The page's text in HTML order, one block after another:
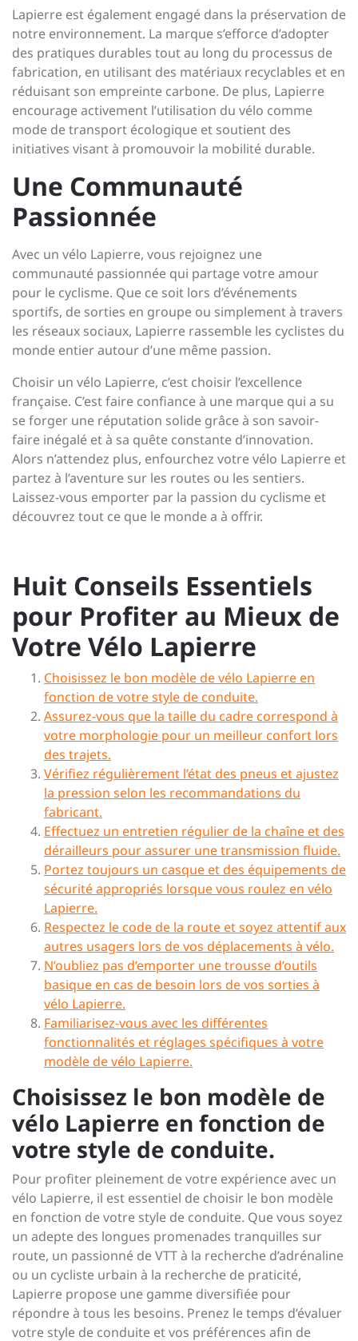
Lapierre est également engagé dans la préservation de
notre environnement. La marque s’efforce d’adopter
des pratiques durables tout au long du processus de
fabrication, en utilisant des matériaux recyclables et en
réduisant son empreinte carbone. De plus, Lapierre
encourage activement l’utilisation du vélo comme
mode de transport écologique et soutient des
initiatives visant à promouvoir la mobilité durable.
Une Communauté
Passionnée
Avec un vélo Lapierre, vous rejoignez une
communauté passionnée qui partage votre amour
pour le cyclisme. Que ce soit lors d’événements
sportifs, de sorties en groupe ou simplement à travers
les réseaux sociaux, Lapierre rassemble les cyclistes du
monde entier autour d’une même passion.
Choisir un vélo Lapierre, c’est choisir l’excellence
française. C’est faire confiance à une marque qui a su
se forger une réputation solide grâce à son savoir-
faire inégalé et à sa quête constante d’innovation.
Alors n’attendez plus, enfourchez votre vélo Lapierre et
partez à l’aventure sur les routes ou les sentiers.
Laissez-vous emporter par la passion du cyclisme et
découvrez tout ce que le monde a à offrir.
Huit Conseils Essentiels
pour Profiter au Mieux de
Votre Vélo Lapierre
Choisissez le bon modèle de vélo Lapierre en
fonction de votre style de conduite.
Assurez-vous que la taille du cadre correspond à
votre morphologie pour un meilleur confort lors
des trajets.
Vérifiez régulièrement l’état des pneus et ajustez
la pression selon les recommandations du
fabricant.
Effectuez un entretien régulier de la chaîne et des
dérailleurs pour assurer une transmission fluide.
Portez toujours un casque et des équipements de
sécurité appropriés lorsque vous roulez en vélo
Lapierre.
Respectez le code de la route et soyez attentif aux
autres usagers lors de vos déplacements à vélo.
N’oubliez pas d’emporter une trousse d’outils
basique en cas de besoin lors de vos sorties à
vélo Lapierre.
Familiarisez-vous avec les différentes
fonctionnalités et réglages spécifiques à votre
modèle de vélo Lapierre.
Choisissez le bon modèle de
vélo Lapierre en fonction de
votre style de conduite.
Pour profiter pleinement de votre expérience avec un
vélo Lapierre, il est essentiel de choisir le bon modèle
en fonction de votre style de conduite. Que vous soyez
un adepte des longues promenades tranquilles sur
route, un passionné de VTT à la recherche d’adrénaline
ou un cycliste urbain à la recherche de praticité,
Lapierre propose une gamme diversifiée pour
répondre à tous les besoins. Prenez le temps d’évaluer
votre style de conduite et vos préférences afin de